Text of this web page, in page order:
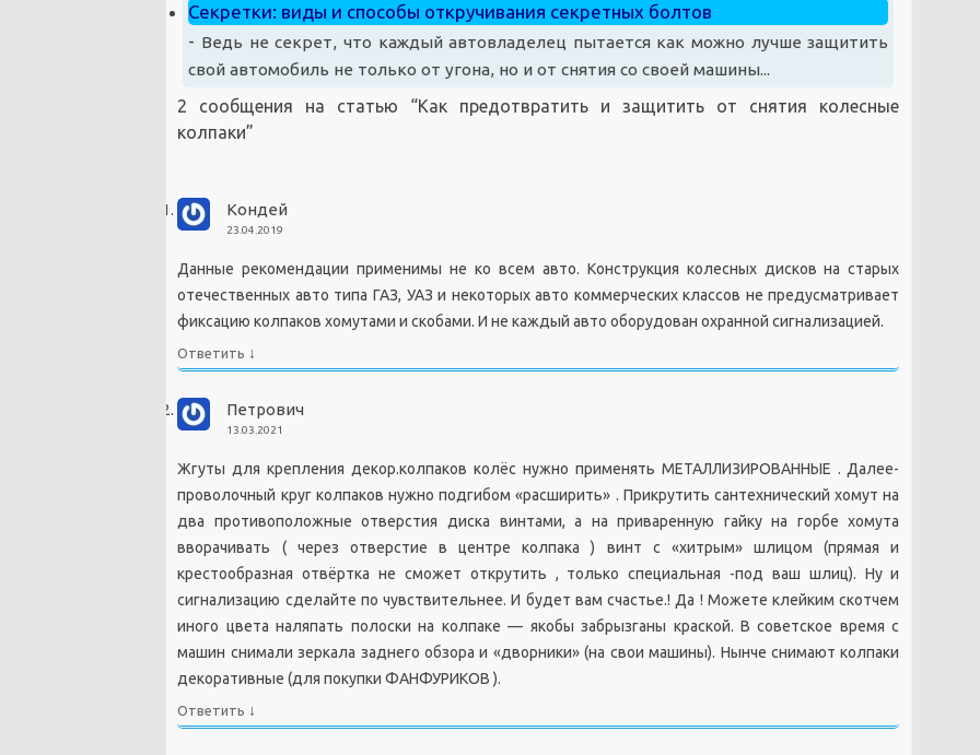
Секретки: виды и способы откручивания секретных болтов
- Ведь не секрет, что каждый автовладелец пытается как можно лучше защитить
свой автомобиль не только от угона, но и от снятия со своей машины...
2 сообщения на статью “Как предотвратить и защитить от снятия колесные
колпаки”
Кондей
23.04.2019
Данные рекомендации применимы не ко всем авто. Конструкция колесных дисков на старых
отечественных авто типа ГАЗ, УАЗ и некоторых авто коммерческих классов не предусматривает
фиксацию колпаков хомутами и скобами. И не каждый авто оборудован охранной сигнализацией.
Ответить ↓
Петрович
13.03.2021
Жгуты для крепления декор.колпаков колёс нужно применять МЕТАЛЛИЗИРОВАННЫЕ . Далее-
проволочный круг колпаков нужно подгибом «расширить» . Прикрутить сантехнический хомут на
два противоположные отверстия диска винтами, а на приваренную гайку на горбе хомута
вворачивать ( через отверстие в центре колпака ) винт с «хитрым» шлицом (прямая и
крестообразная отвёртка не сможет открутить , только специальная -под ваш шлиц). Ну и
сигнализацию сделайте по чувствительнее. И будет вам счастье.! Да ! Можете клейким скотчем
иного цвета наляпать полоски на колпаке — якобы забрызганы краской. В советское время с
машин снимали зеркала заднего обзора и «дворники» (на свои машины). Нынче снимают колпаки
декоративные (для покупки ФАНФУРИКОВ ).
Ответить ↓